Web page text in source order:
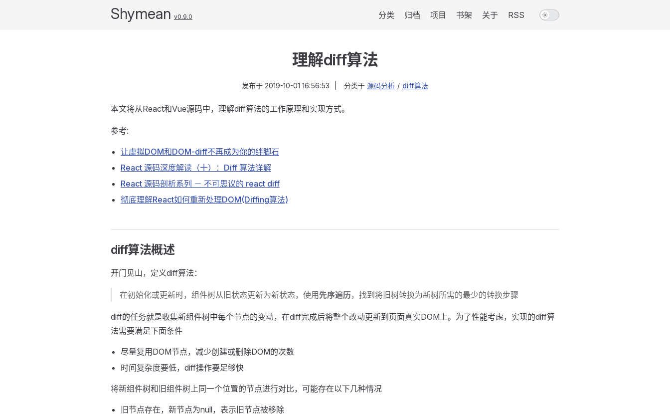
Shymean v0.9.0 分类 归档 项目 书架 关于 RSS
理解diff算法
发布于 2019-10-01 16:56:53 分类于 源码分析 / diff算法
本文将从React和Vue源码中，理解diff算法的工作原理和实现方式。
参考:
让虚拟DOM和DOM-diff不再成为你的绊脚石
React 源码深度解读（十）：Diff 算法详解
React 源码剖析系列 － 不可思议的 react diff
彻底理解React如何重新处理DOM(Diffing算法)
diff算法概述
开门见山，定义diff算法：
在初始化或更新时，组件树从旧状态更新为新状态，使用 先序遍历，找到将旧树转换为新树所需的最少的转换步骤
diff的任务就是收集新组件树中每个节点的变动，在diff完成后将整个改动更新到页面真实DOM上。为了性能考虑，实现的diff算
法需要满足下面条件
尽量复用DOM节点，减少创建或删除DOM的次数
时间复杂度要低，diff操作要足够快
将新组件树和旧组件树上同一个位置的节点进行对比，可能存在以下几种情况
旧节点存在，新节点为null，表示旧节点被移除